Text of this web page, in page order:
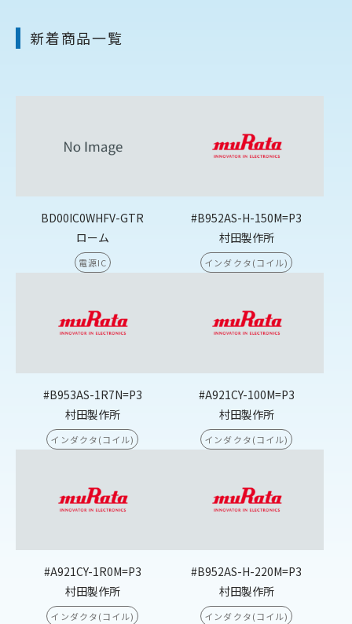
新着商品一覧
BD00IC0WHFV-GTR
ローム
電源IC
#B952AS-H-150M=P3
村田製作所
インダクタ(コイル)
#B953AS-1R7N=P3
村田製作所
インダクタ(コイル)
#A921CY-100M=P3
村田製作所
インダクタ(コイル)
#A921CY-1R0M=P3
村田製作所
インダクタ(コイル)
#B952AS-H-220M=P3
村田製作所
インダクタ(コイル)